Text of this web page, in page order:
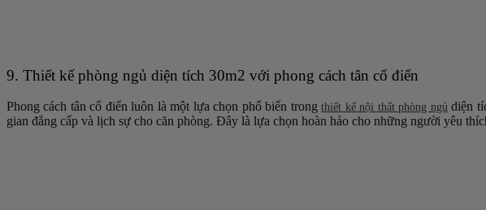
9. Thiết kế phòng ngủ diện tích 30m2 với phong cách tân cổ điển
Phong cách tân cổ điển luôn là một lựa chọn phổ biến trongthiết kế nội thất phòng ngủ diện
gian đẳng cấp và lịch sự cho căn phòng. Đây là lựa chọn hoàn hảo cho những người yêu